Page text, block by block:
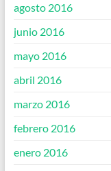
agosto 2016
junio 2016
mayo 2016
abril 2016
marzo 2016
febrero 2016
enero 2016